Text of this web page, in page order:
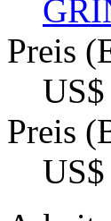
Preis
Preis